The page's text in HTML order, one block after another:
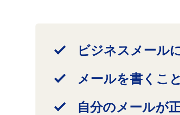
ビジネスメール
メールを書くこ
自分のメールが